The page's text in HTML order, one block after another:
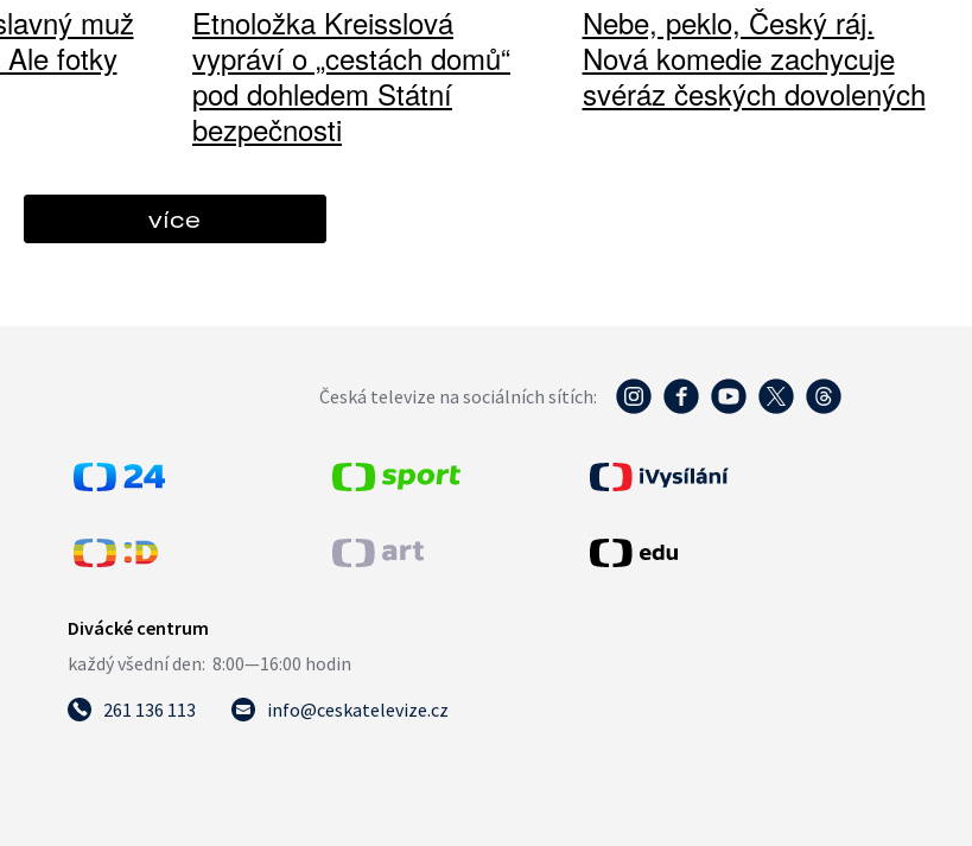
muž
fotky
Etnoložka Kreisslová
vypráví o „cestách domů“
pod dohledem Státní
bezpečnosti
Nebe, peklo, Český ráj.
Nová komedie zachycuje
svéráz českých dovolených
více
Česká televize na sociálních sítích:
261 136 113 info@ceskatelevize.cz